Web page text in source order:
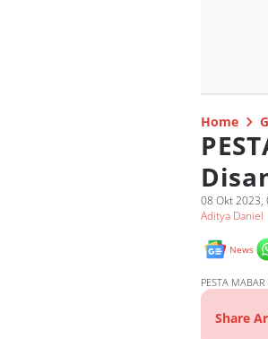
Home
08 Okt 2023,
Aditya Daniel
News
PESTA
Share